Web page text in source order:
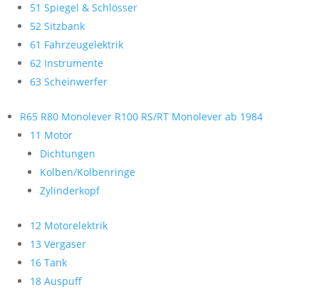
51 Spiegel & Schlösser
52 Sitzbank
61 Fahrzeugelektrik
62 Instrumente
63 Scheinwerfer
R65 R80 Monolever R100 RS/RT Monolever ab 1984
11 Motor
Dichtungen
Kolben/Kolbenringe
Zylinderkopf
12 Motorelektrik
13 Vergaser
16 Tank
18 Auspuff